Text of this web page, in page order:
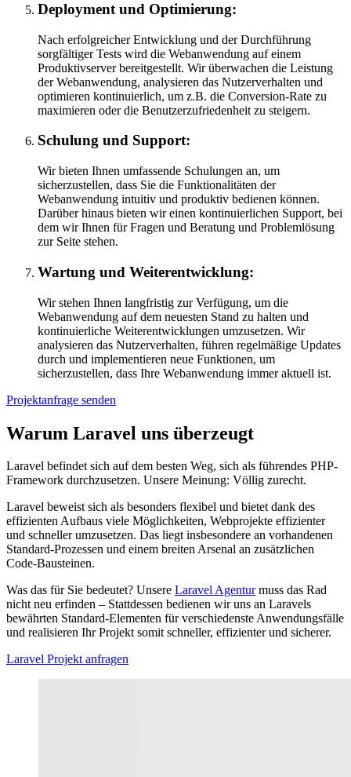
Deployment und Optimierung:
Nach erfolgreicher Entwicklung und der Durchführung
sorgfältiger Tests wird die Webanwendung auf einem
Produktivserver bereitgestellt. Wir überwachen die Leistung
der Webanwendung, analysieren das Nutzerverhalten und
optimieren kontinuierlich, um z.B. die Conversion-Rate zu
maximieren oder die Benutzerzufriedenheit zu steigern.
Schulung und Support:
Wir bieten Ihnen umfassende Schulungen an, um
sicherzustellen, dass Sie die Funktionalitäten der
Webanwendung intuitiv und produktiv bedienen können.
Darüber hinaus bieten wir einen kontinuierlichen Support, bei
dem wir Ihnen für Fragen und Beratung und Problemlösung
zur Seite stehen.
Wartung und Weiterentwicklung:
Wir stehen Ihnen langfristig zur Verfügung, um die
Webanwendung auf dem neuesten Stand zu halten und
kontinuierliche Weiterentwicklungen umzusetzen. Wir
analysieren das Nutzerverhalten, führen regelmäßige Updates
durch und implementieren neue Funktionen, um
sicherzustellen, dass Ihre Webanwendung immer aktuell ist.
Projektanfrage senden
Warum Laravel uns überzeugt
Laravel befindet sich auf dem besten Weg, sich als führendes PHP-
Framework durchzusetzen. Unsere Meinung: Völlig zurecht.
Laravel beweist sich als besonders flexibel und bietet dank des
effizienten Aufbaus viele Möglichkeiten, Webprojekte effizienter
und schneller umzusetzen. Das liegt insbesondere an vorhandenen
Standard-Prozessen und einem breiten Arsenal an zusätzlichen
Code-Bausteinen.
Was das für Sie bedeutet? Unsere Laravel Agenturmuss das Rad
nicht neu erfinden – Stattdessen bedienen wir uns an Laravels
bewährten Standard-Elementen für verschiedenste Anwendungsfälle
und realisieren Ihr Projekt somit schneller, effizienter und sicherer.
Laravel Projekt anfragen